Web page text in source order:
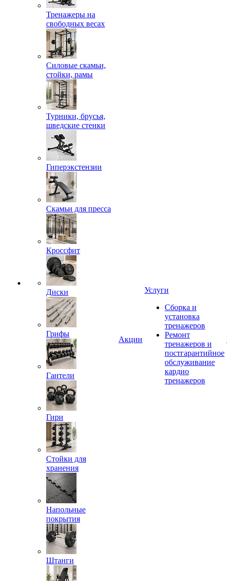
Тренажеры на
свободных весах
Силовые скамьи,
стойки, рамы
Турники, брусья,
шведские стенки
Гиперэкстензии
Скамьи для пресса
Кроссфит
Диски
Грифы
Гантели
Гири
Стойки для
хранения
Напольные
покрытия
Штанги
Акции
Услуги
Сборка и
установка
тренажеров
Ремонт
тренажеров и
постгарантийное
обслуживание
кардио
тренажеров